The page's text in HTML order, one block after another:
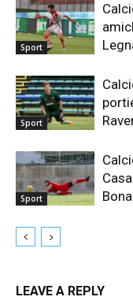
Sport
Sport
Sport
LEAVE A REPLY